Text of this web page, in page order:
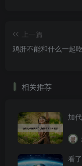
上一篇
鸡肝不能和什么一起
相关推荐
加
看